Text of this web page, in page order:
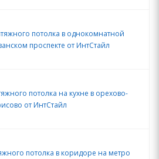
потолка в однокомнатной
проспекте от ИнтСтайл
потолка на кухне в орехово-
от ИнтСтайл
потолка в коридоре на метро